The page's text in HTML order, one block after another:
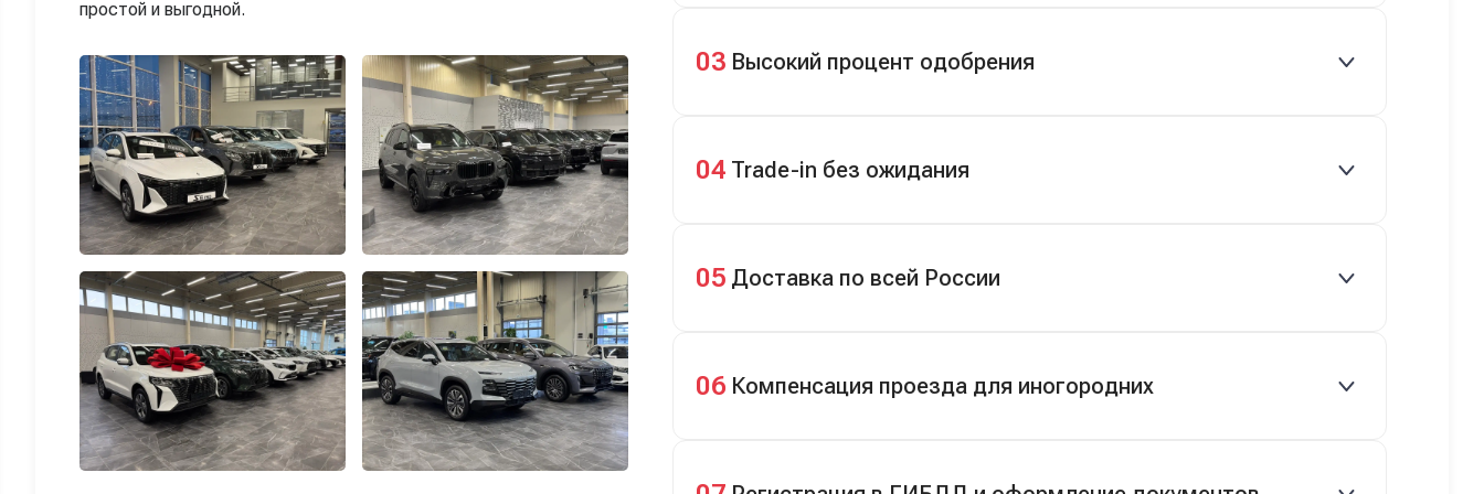
оформляться, забрать машину на
простой и выгодной.
03 Высокий процент одобрения
04 Trade-in без ожидания
05 Доставка по всей России
06 Компенсация проезда для иногородних